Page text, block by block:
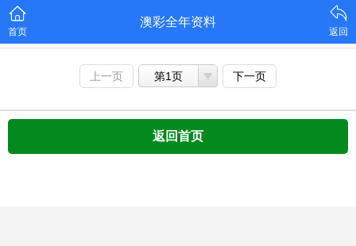
首页
澳彩全年资料
返回
上一页 第1页 下一页
返回首页